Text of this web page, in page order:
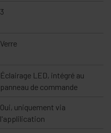
3
Verre
Éclairage LED, intégré au
panneau de commande
Oui, uniquement via
l'applilication